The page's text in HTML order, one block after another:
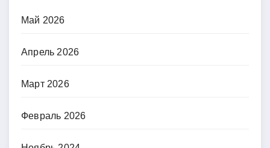
Май 2026
Апрель 2026
Март 2026
Февраль 2026